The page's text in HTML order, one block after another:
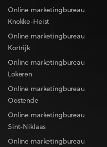
Online marketingbureau
Knokke-Heist
Online marketingbureau
Kortrijk
Online marketingbureau
Lokeren
Online marketingbureau
Oostende
Online marketingbureau
Sint-Niklaas
Online marketingbureau